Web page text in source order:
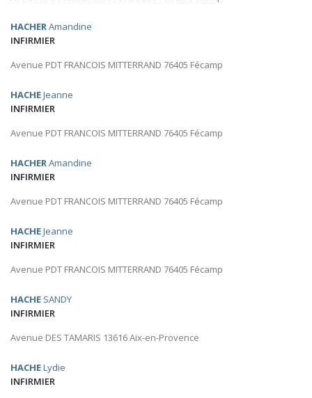
HACHERAmandine
INFIRMIER
Avenue PDT FRANCOIS MITTERRAND 76405 Fécamp
HACHEJeanne
INFIRMIER
Avenue PDT FRANCOIS MITTERRAND 76405 Fécamp
HACHERAmandine
INFIRMIER
Avenue PDT FRANCOIS MITTERRAND 76405 Fécamp
HACHEJeanne
INFIRMIER
Avenue PDT FRANCOIS MITTERRAND 76405 Fécamp
HACHE SANDY
INFIRMIER
Avenue DES TAMARIS 13616 Aix-en-Provence
HACHELydie
INFIRMIER